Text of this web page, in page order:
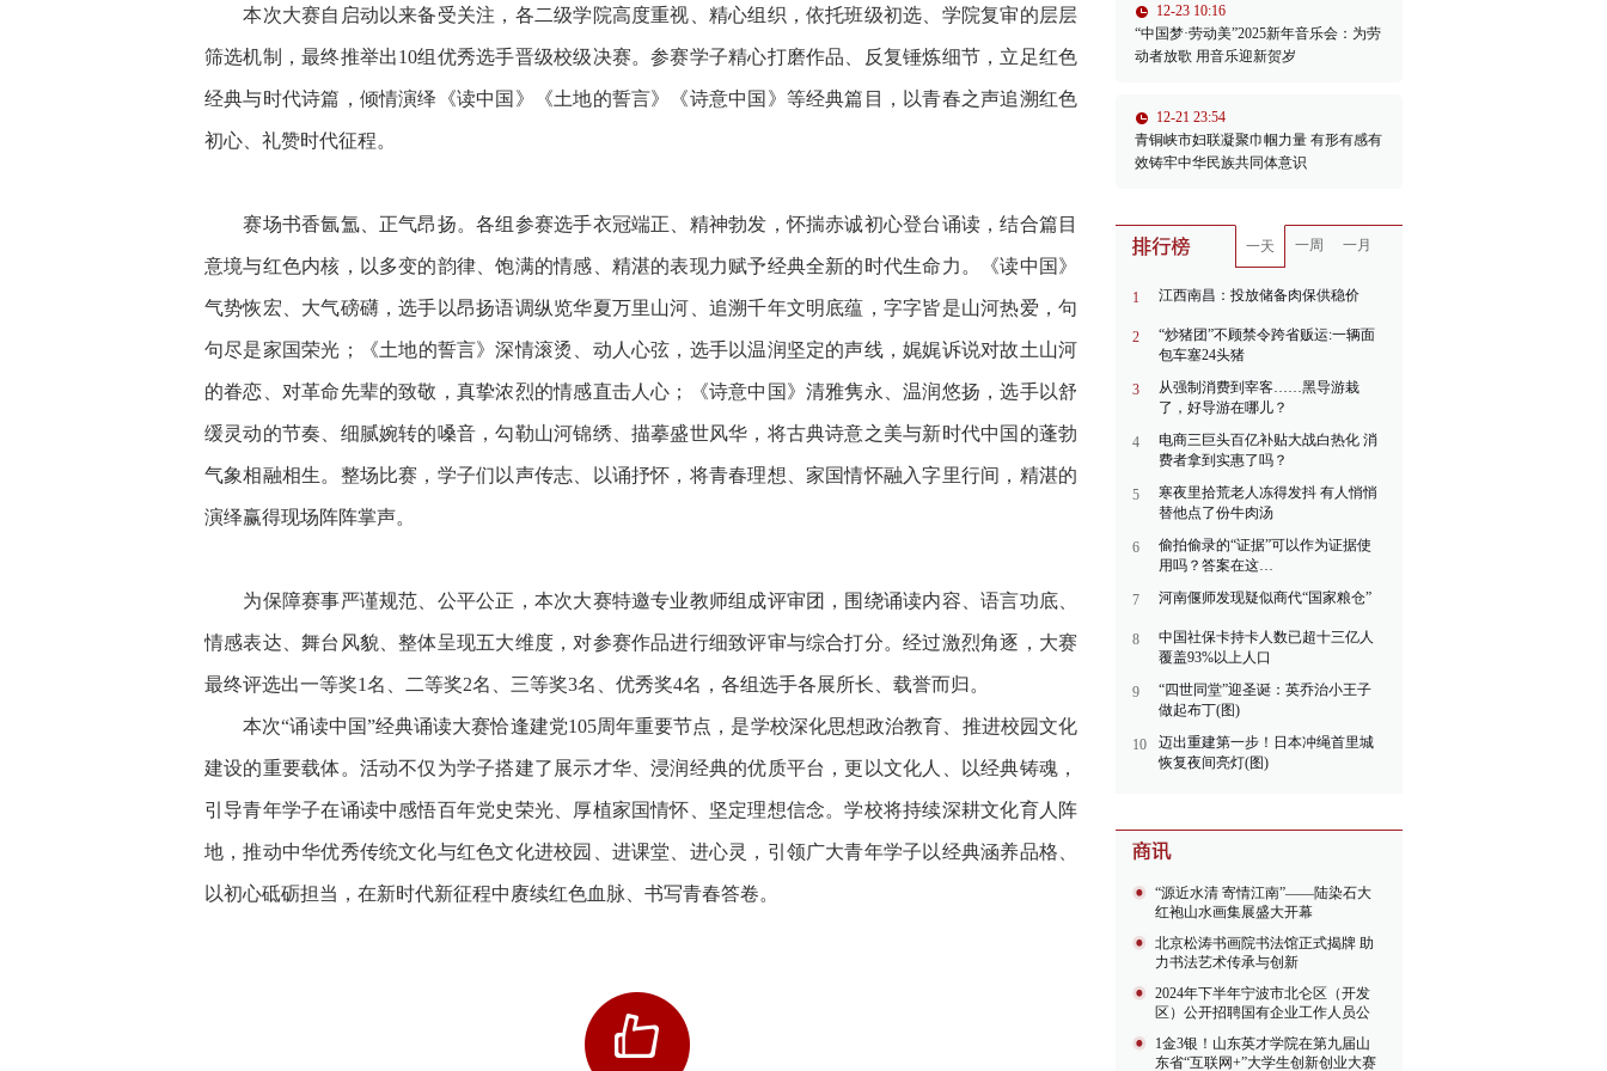
本次大赛自启动以来备受关注，各二级学院高度重视、精心组织，依托班级初选、学院复审的层层
筛选机制，最终推举出10组优秀选手晋级校级决赛。参赛学子精心打磨作品、反复锤炼细节，立足红色
经典与时代诗篇，倾情演绎《读中国》《土地的誓言》《诗意中国》等经典篇目，以青春之声追溯红色
初心、礼赞时代征程。
赛场书香氤氲、正气昂扬。各组参赛选手衣冠端正、精神勃发，怀揣赤诚初心登台诵读，结合篇目
意境与红色内核，以多变的韵律、饱满的情感、精湛的表现力赋予经典全新的时代生命力。《读中国》
气势恢宏、大气磅礴，选手以昂扬语调纵览华夏万里山河、追溯千年文明底蕴，字字皆是山河热爱，句
句尽是家国荣光；《土地的誓言》深情滚烫、动人心弦，选手以温润坚定的声线，娓娓诉说对故土山河
的眷恋、对革命先辈的致敬，真挚浓烈的情感直击人心；《诗意中国》清雅隽永、温润悠扬，选手以舒
缓灵动的节奏、细腻婉转的嗓音，勾勒山河锦绣、描摹盛世风华，将古典诗意之美与新时代中国的蓬勃
气象相融相生。整场比赛，学子们以声传志、以诵抒怀，将青春理想、家国情怀融入字里行间，精湛的
演绎赢得现场阵阵掌声。
为保障赛事严谨规范、公平公正，本次大赛特邀专业教师组成评审团，围绕诵读内容、语言功底、
情感表达、舞台风貌、整体呈现五大维度，对参赛作品进行细致评审与综合打分。经过激烈角逐，大赛
最终评选出一等奖1名、二等奖2名、三等奖3名、优秀奖4名，各组选手各展所长、载誉而归。
本次“诵读中国”经典诵读大赛恰逢建党105周年重要节点，是学校深化思想政治教育、推进校园文化
建设的重要载体。活动不仅为学子搭建了展示才华、浸润经典的优质平台，更以文化人、以经典铸魂，
引导青年学子在诵读中感悟百年党史荣光、厚植家国情怀、坚定理想信念。学校将持续深耕文化育人阵
地，推动中华优秀传统文化与红色文化进校园、进课堂、进心灵，引领广大青年学子以经典涵养品格、
以初心砥砺担当，在新时代新征程中赓续红色血脉、书写青春答卷。
12-23 10:16
“中国梦·劳动美”2025新年音乐会：为劳
动者放歌 用音乐迎新贺岁
12-21 23:54
青铜峡市妇联凝聚巾帼力量 有形有感有
效铸牢中华民族共同体意识
一天 一周 一月
1 江西南昌：投放储备肉保供稳价
2
“炒猪团”不顾禁令跨省贩运:一辆面
包车塞24头猪
3
从强制消费到宰客……黑导游栽
了，好导游在哪儿？
4
电商三巨头百亿补贴大战白热化 消
费者拿到实惠了吗？
5
寒夜里拾荒老人冻得发抖 有人悄悄
替他点了份牛肉汤
6
偷拍偷录的“证据”可以作为证据使
用吗？答案在这…
7 河南偃师发现疑似商代“国家粮仓”
8
中国社保卡持卡人数已超十三亿人
覆盖93%以上人口
9
“四世同堂”迎圣诞：英乔治小王子
做起布丁(图)
10
迈出重建第一步！日本冲绳首里城
恢复夜间亮灯(图)
“源近水清 寄情江南”——陆染石大
红袍山水画集展盛大开幕
北京松涛书画院书法馆正式揭牌 助
力书法艺术传承与创新
2024年下半年宁波市北仑区（开发
区）公开招聘国有企业工作人员公
1金3银！山东英才学院在第九届山
东省“互联网+”大学生创新创业大赛